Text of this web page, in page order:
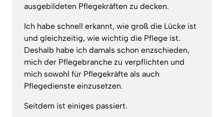
ausgebildeten Pflegekräften zu decken.
Ich habe schnell erkannt, wie groß die Lücke
und gleichzeitig, wie wichtig die Pflege
Deshalb habe ich damals schon
mich der Pflegebranche zu verpflichten
mich sowohl für Pflegekräfte als
Pflegedienste einzusetzen.
Seitdem ist einiges passiert.